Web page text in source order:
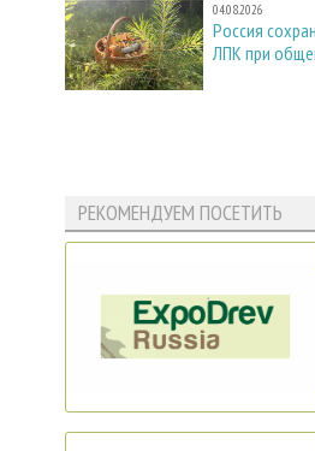
04.08.2026
Россия
ЛПК при
РЕКОМЕНДУЕМ ПОСЕТИТЬ